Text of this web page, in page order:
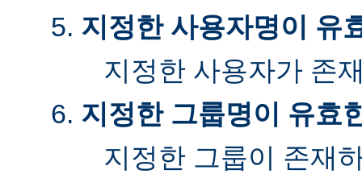
지정한 사용자명이 유
지정한 사용자가 존
지정한 그룹명이 유효
지정한 그룹이 존재